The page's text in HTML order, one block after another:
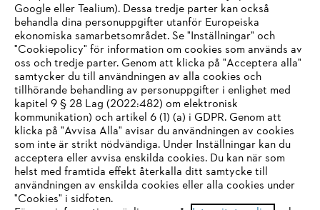
STIHL FAQ
Service
Allmänna villkor och bestämmelser
Integritetspolicy
IHR BROWSER WIRD NICHT
UNTERSTÜTZT
Sie nutzen einen Browser, den wir noch nicht unterstützen. Für
eine optimale Nutzung unserer Seite empfehlen wir Ihnen, zu
einem der folgenden Browser zu wechseln:
Google eller Tealium). Dessa tredje parter kan också
behandla dina personuppgifter utanför Europeiska
ekonomiska samarbetsområdet. Se "Inställningar" och
"Cookiepolicy" för information om cookies som används av
oss och tredje parter. Genom att klicka på "Acceptera alla"
samtycker du till användningen av alla cookies och
tillhörande behandling av personuppgifter i enlighet med
kapitel 9 § 28 Lag (2022:482) om elektronisk
kommunikation) och artikel 6 (1) (a) i GDPR. Genom att
klicka på "Avvisa Alla" avisar du användningen av cookies
som inte är strikt nödvändiga. Under Inställningar kan du
acceptera eller avvisa enskilda cookies. Du kan när som
helst med framtida effekt återkalla ditt samtycke till
användningen av enskilda cookies eller alla cookies under
"Cookies" i sidfoten.